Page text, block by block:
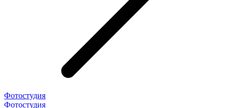
Фотостудия
Фотостудия